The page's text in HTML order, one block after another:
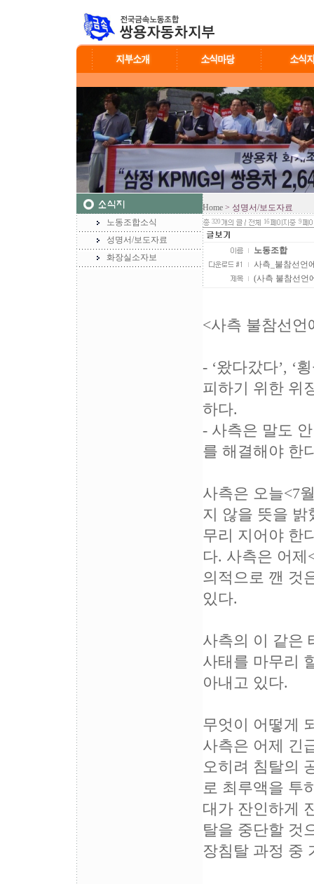
노동조합소식
성명서/보도자료
화장실소자보
Home > 성명서/보도자료
320 16 9
노동조합
사측_불참선언
(사측 불참선언
<사측 불참선언
- ‘왔다갔다’, ‘
피하기 위한 위
하다.
- 사측은 말도
를 해결해야 한
사측은 오늘<7
지 않을 뜻을 밝
무리 지어야 한
다. 사측은 어제
의적으로 깬 것
있다.
사측의 이 같은
사태를 마무리
아내고 있다.
무엇이 어떻게
사측은 어제 긴
오히려 침탈의
로 최루액을 투
대가 잔인하게
탈을 중단할 것
장침탈 과정 중